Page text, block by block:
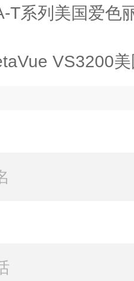
T系列美国爱色
VS3200美国爱色